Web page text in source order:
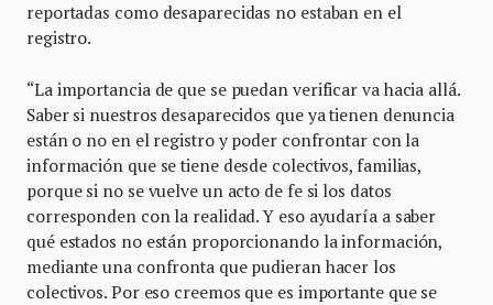
reportadas como desaparecidas no estaban en el
registro.
“La importancia de que se puedan verificar va hacia allá.
Saber si nuestros desaparecidos que ya tienen denuncia
están o no en el registro y poder confrontar con la
información que se tiene desde colectivos, familias,
porque si no se vuelve un acto de fe si los datos
corresponden con la realidad. Y eso ayudaría a saber
qué estados no están proporcionando la información,
mediante una confronta que pudieran hacer los
colectivos. Por eso creemos que es importante que se